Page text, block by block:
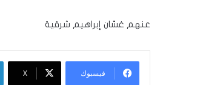
عنهم غسّان إبراهيم شرقية
فيسبوك ‫X